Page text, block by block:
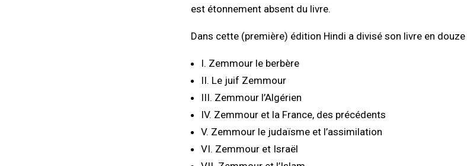
est étonnement absent du livre.
Dans cette (première) édition Hindi a divisé son livre en
I. Zemmour le berbère
II. Le juif Zemmour
III. Zemmour l’Algérien
IV. Zemmour et la France, des précédents
V. Zemmour le judaïsme et l’assimilation
VI. Zemmour et Israël